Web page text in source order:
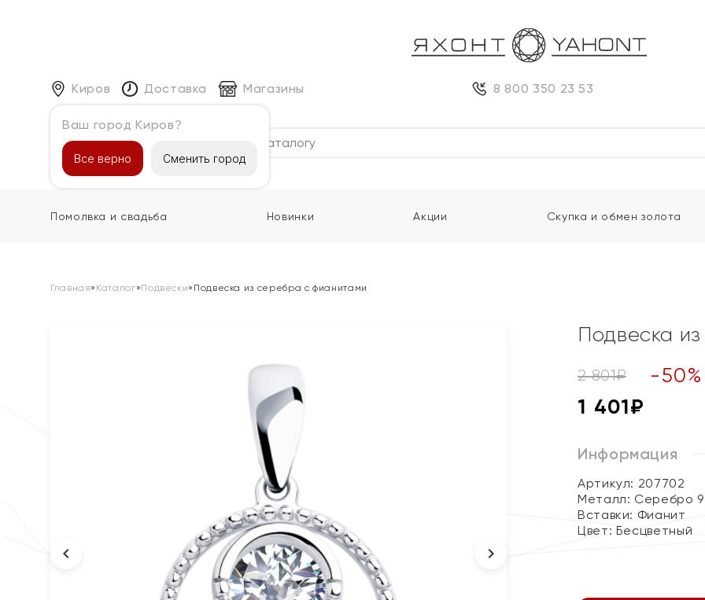
Киров
Ваш город Киров?
Все верно Сменить город
Доставка Магазины 8 800 350 23 53
Каталог
Помолвка и свадьба Новинки Акции Скупка и обмен золота
Главная» Каталог»Подвески» Подвеска из серебра с фианитами
Подвеска
2 801₽ -50%
1 401₽
Информация
Артикул: 207702
Металл: Серебро
Вставки: Фианит
Цвет: Бесцветный